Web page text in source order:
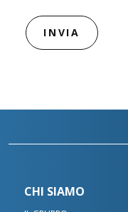
CHI SIAMO